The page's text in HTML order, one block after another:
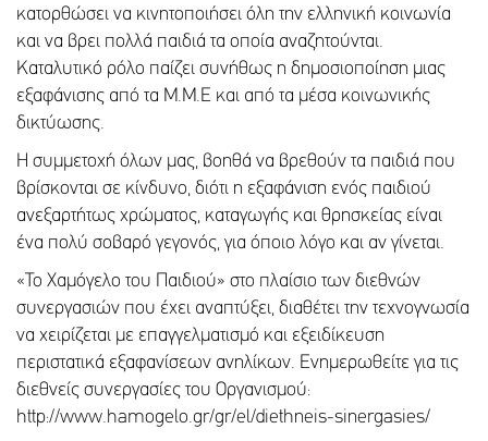
κατορθώσει να κινητοποιήσει όλη την ελληνική κοινωνία
και να βρει πολλά παιδιά τα οποία αναζητούνται.
Καταλυτικό ρόλο παίζει συνήθως η δημοσιοποίηση μιας
εξαφάνισης από τα Μ.Μ.Ε και από τα μέσα κοινωνικής
δικτύωσης.
Η συμμετοχή όλων μας, βοηθά να βρεθούν τα παιδιά που
βρίσκονται σε κίνδυνο, διότι η εξαφάνιση ενός παιδιού
ανεξαρτήτως χρώματος, καταγωγής και θρησκείας είναι
ένα πολύ σοβαρό γεγονός, για όποιο λόγο και αν γίνεται.
«Το Χαμόγελο του Παιδιού» στο πλαίσιο των διεθνών
συνεργασιών που έχει αναπτύξει, διαθέτει την τεχνογνωσία
να χειρίζεται με επαγγελματισμό και εξειδίκευση
περιστατικά εξαφανίσεων ανηλίκων. Ενημερωθείτε για τις
διεθνείς συνεργασίες του Οργανισμού:
http://www.hamogelo.gr/gr/el/diethneis-sinergasies/